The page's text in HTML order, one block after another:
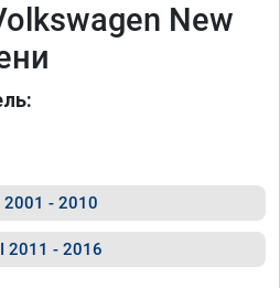
New
2001 - 2010
2011 - 2016